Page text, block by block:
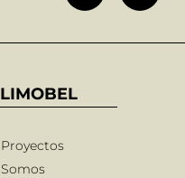
LIMOBEL
Proyectos
Somos